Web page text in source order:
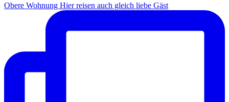
Obere Wohnung Hier reisen auch gleich liebe Gäst